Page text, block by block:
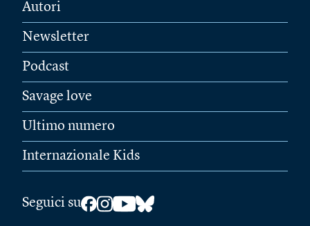
Autori
Newsletter
Podcast
Savage love
Ultimo numero
Internazionale Kids
Seguici su